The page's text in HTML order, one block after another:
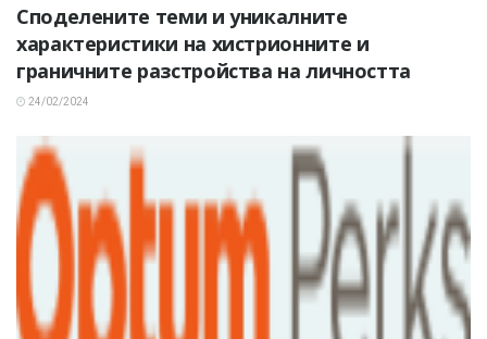
Споделените теми и уникалните
характеристики на хистрионните и
граничните разстройства на личността
24/02/2024